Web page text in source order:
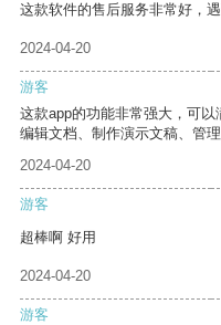
这款软件的售后服务非常好，
2024-04-20
游客
这款app的功能非常强大，可
编辑文档、制作演示文稿、管理
2024-04-20
游客
超棒啊 好用
2024-04-20
游客